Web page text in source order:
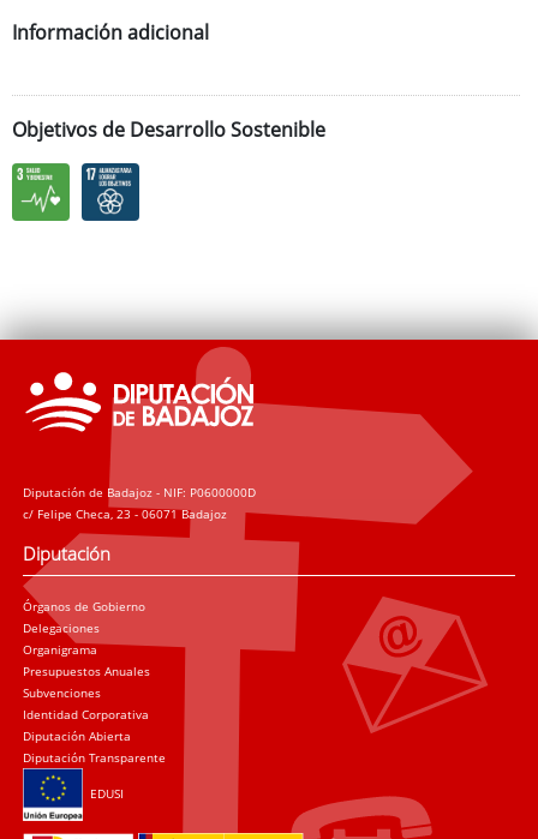
Información adicional
Objetivos de Desarrollo Sostenible
Diputación de Badajoz - NIF: P0600000D
c/ Felipe Checa, 23 - 06071 Badajoz
Diputación
Órganos de Gobierno
Delegaciones
Organigrama
Presupuestos Anuales
Subvenciones
Identidad Corporativa
Diputación Abierta
Diputación Transparente
EDUSI